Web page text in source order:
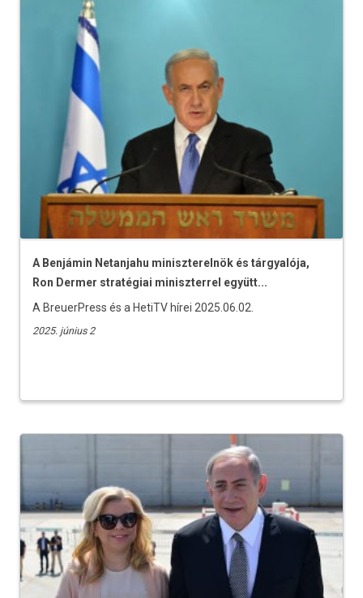
A Benjámin Netanjahu miniszterelnök és tárgyalója,
Ron Dermer stratégiai miniszterrel együtt...
A BreuerPress és a HetiTV hírei 2025.06.02.
2025. június 2